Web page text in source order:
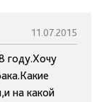
11.07.2015
году.Хочу
на какой